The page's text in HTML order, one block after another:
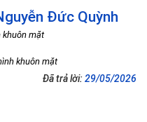
Đức Quỳnh
khuôn mặt
khuôn mặt
Đã trả lời: 29/05/2026